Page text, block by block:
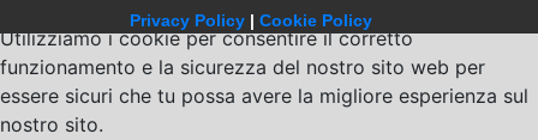
Privacy Policy | Cookie Policy
Utilizziamo i cookie per consentire il corretto
funzionamento e la sicurezza del nostro sito web per
essere sicuri che tu possa avere la migliore esperienza sul
nostro sito.